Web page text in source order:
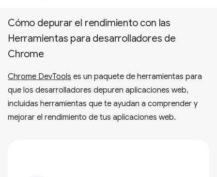
Cómo depurar el rendimiento con las
Herramientas para desarrolladores de
Chrome
Chrome DevTools es un paquete de herramientas para
que los desarrolladores depuren aplicaciones web,
incluidas herramientas que te ayudan a comprender y
mejorar el rendimiento de tus aplicaciones web.